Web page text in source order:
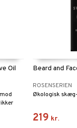
Oil Beard and
ROSENSERIEN
Økologisk
219 kr.